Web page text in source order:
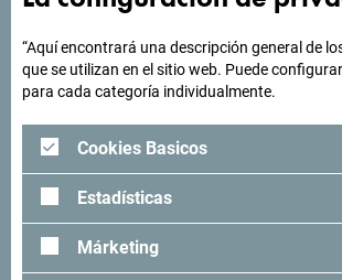
“Aquí encontrará una descripción general de
que se utilizan en el sitio web. Puede
para cada categoría individualmente.
Cookies Basicos
Estadísticas
Márketing